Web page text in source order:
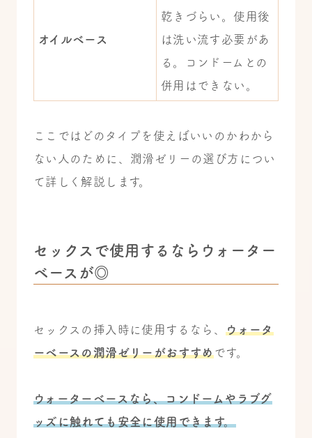
オイルベース
乾きづらい。使用後
は洗い流す必要があ
る。コンドームとの
併用はできない。
ここではどのタイプを使えばいいのかわから
ない人のために、潤滑ゼリーの選び方につい
て詳しく解説します。
セックスで使用するならウォーター
ベースが◎
セックスの挿入時に使用するなら、ウォータ
ーベースの潤滑ゼリーがおすすめです。
ウォーターベースなら、コンドームやラブグ
ッズに触れても安全に使用できます。